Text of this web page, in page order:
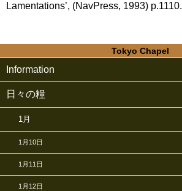
Lamentations’, (NavPress, 1993) p.1110.
Tokyo Chapel
Information
日々の糧
1月
1月10日
1月11日
1月12日